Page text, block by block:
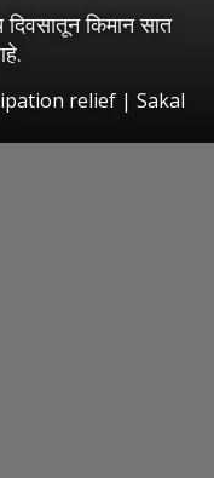
किमान सात
relief | Sakal